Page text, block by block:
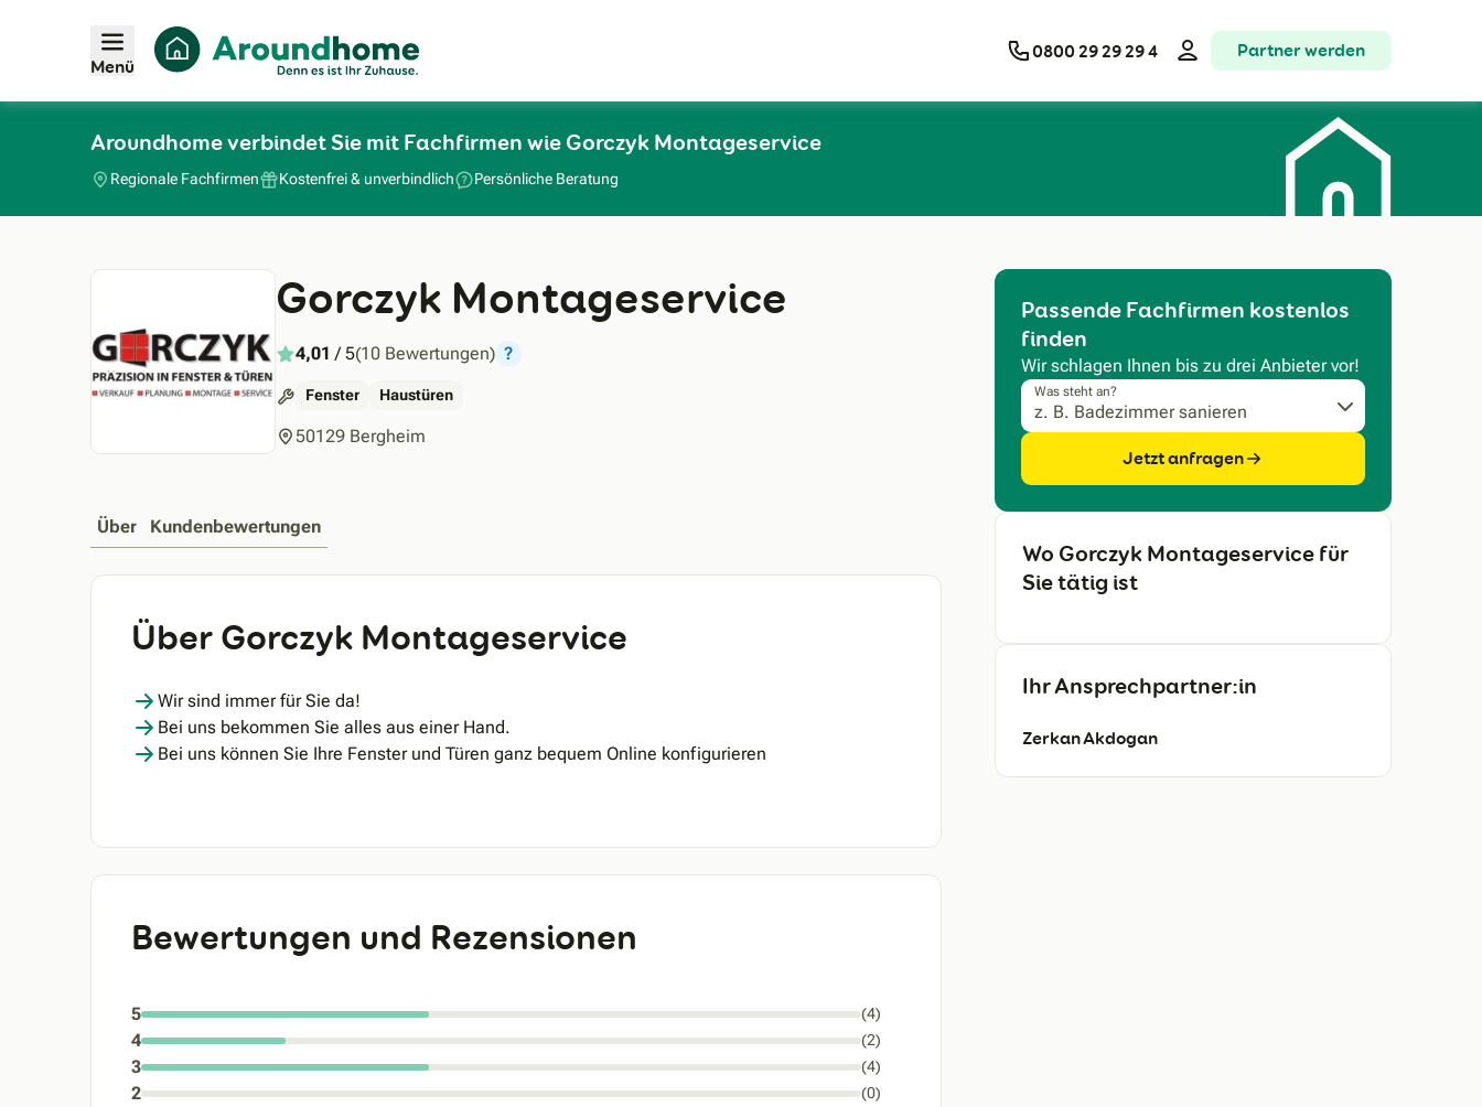
Menü
0800 29 29 29 4 Partner werden
Aroundhome verbindet Sie mit Fachfirmen wie Gorczyk Montageservice
Regionale Fachfirmen Kostenfrei & unverbindlich Persönliche Beratung
Gorczyk Montageservice
4,01 / 5(10 Bewertungen) ?
Fenster Haustüren
50129 Bergheim
Über Kundenbewertungen
Über Gorczyk Montageservice
Wir sind immer für Sie da!
Bei uns bekommen Sie alles aus einer Hand.
Bei uns können Sie Ihre Fenster und Türen ganz bequem Online konfigurieren
Bewertungen und Rezensionen
5 (4)
4 (2)
3 (4)
2 (0)
Passende Fachfirmen kostenlos
finden
Wir schlagen Ihnen bis zu drei Anbieter vor!
Was steht an?
Jetzt anfragen
Wo Gorczyk Montageservice für
Sie tätig ist
Ihr Ansprechpartner:in
Zerkan Akdogan